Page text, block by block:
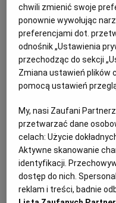
2 łyżeczki
1/2 łyżeczki soli
szczypta cukru
biały pieprz
300 ml oleju
sok z cytryny lub ocet
chwili zmienić swoje
ponownie wywołując
preferencjami dot.
odnośnik „Ustawienia
przechodząc do sekcji
Zmiana ustawień plików
pomocą ustawień
My, nasi Zaufani
przetwarzać dane
celach:Użycie
Aktywne skanowanie
identyfikacji.
dostęp do nich.
reklam i treści, badnie